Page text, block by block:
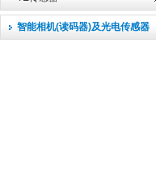
智能相机(读码器)及光电传感器